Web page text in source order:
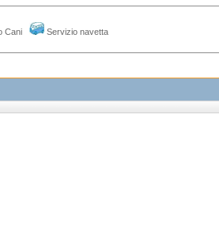
Cani Servizio navetta